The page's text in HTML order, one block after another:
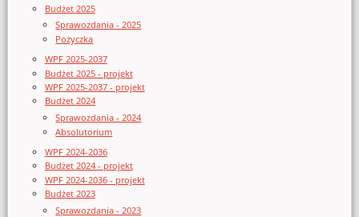
Budżet 2025
Sprawozdania - 2025
Pożyczka
WPF 2025-2037
Budżet 2025 - projekt
WPF 2025-2037 - projekt
Budżet 2024
Sprawozdania - 2024
Absolutorium
WPF 2024-2036
Budżet 2024 - projekt
WPF 2024-2036 - projekt
Budżet 2023
Sprawozdania - 2023